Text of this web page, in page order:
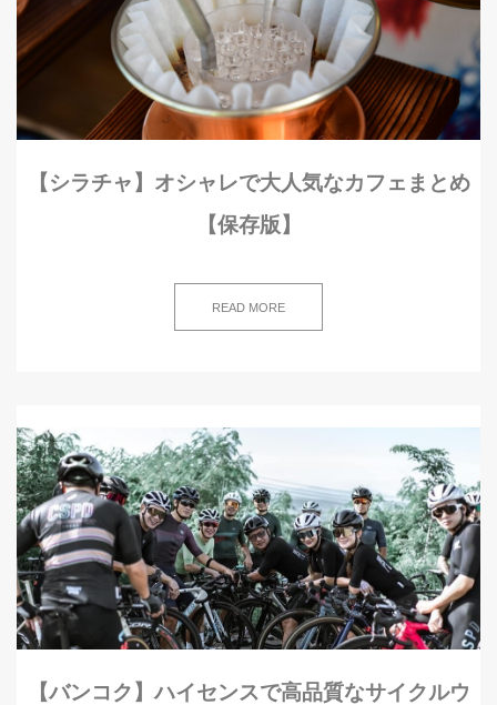
【シラチャ】オシャレで大人気なカフェまとめ
【保存版】
READ MORE
【バンコク】ハイセンスで高品質なサイクルウ